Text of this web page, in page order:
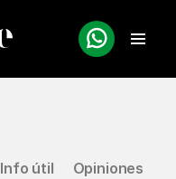
Info útil Opiniones